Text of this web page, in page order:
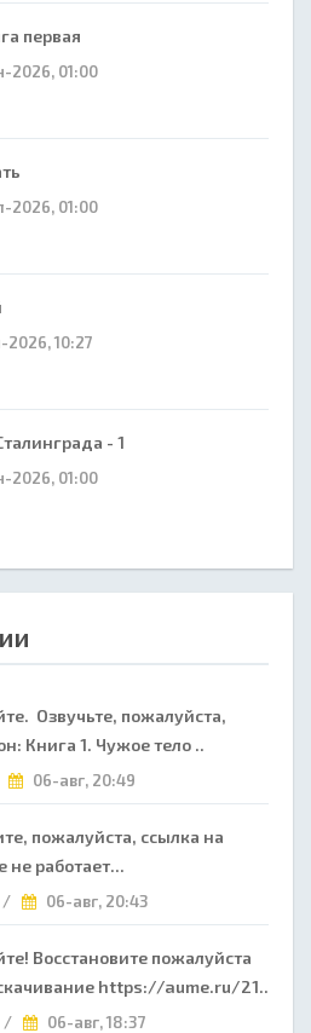
первая
2026, 01:00
2026, 01:00
10:27
- 1
2026, 01:00
Озвучьте, пожалуйста,
Книга 1. Чужое тело ..
06-авг, 20:49
пожалуйста, ссылка на
не работает...
/ 06-авг, 20:43
Восстановите пожалуйста
https://aume.ru/21..
/ 06-авг, 18:37